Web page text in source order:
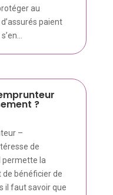
au
paient
?
–
de
permette la
de bénéficier de
il faut savoir que